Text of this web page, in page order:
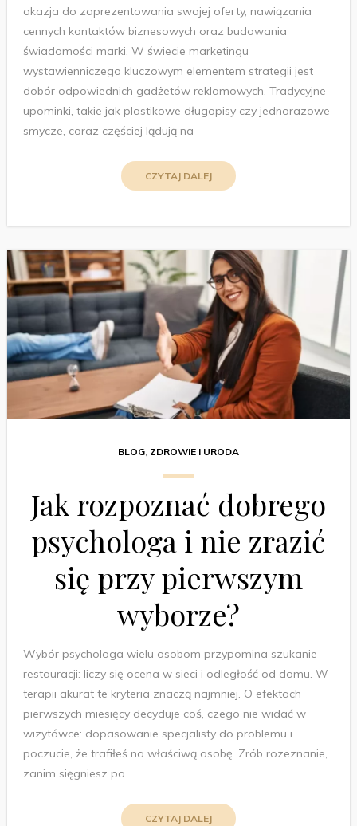
okazja do zaprezentowania swojej oferty, nawiązania
cennych kontaktów biznesowych oraz budowania
świadomości marki. W świecie marketingu
wystawienniczego kluczowym elementem strategii jest
dobór odpowiednich gadżetów reklamowych. Tradycyjne
upominki, takie jak plastikowe długopisy czy jednorazowe
smycze, coraz częściej lądują na
CZYTAJ DALEJ
BLOG, ZDROWIE I URODA
Jak rozpoznać dobrego
psychologa i nie zrazić
się przy pierwszym
wyborze?
Wybór psychologa wielu osobom przypomina szukanie
restauracji: liczy się ocena w sieci i odległość od domu. W
terapii akurat te kryteria znaczą najmniej. O efektach
pierwszych miesięcy decyduje coś, czego nie widać w
wizytówce: dopasowanie specjalisty do problemu i
poczucie, że trafiłeś na właściwą osobę. Zrób rozeznanie,
zanim sięgniesz po
CZYTAJ DALEJ